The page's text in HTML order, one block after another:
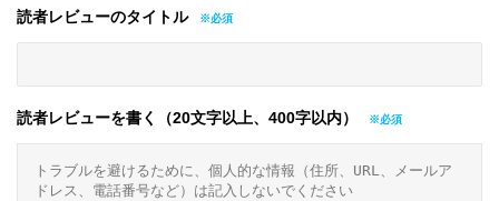
読者レビューのタイトル
読者レビューを書く（20文字以上、400字以内）